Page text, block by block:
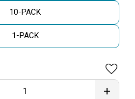
10-PACK
1-PACK
+
Lägg